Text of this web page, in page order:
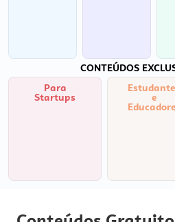
CONTEÚDOS
Para
Startups e